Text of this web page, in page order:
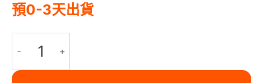
預0-3天出貨